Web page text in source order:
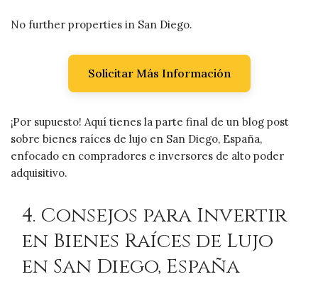
No further properties in San Diego.
Solicitar Más Información
¡Por supuesto! Aquí tienes la parte final de un blog post
sobre bienes raíces de lujo en San Diego, España,
enfocado en compradores e inversores de alto poder
adquisitivo.
4. Consejos para Invertir
en Bienes Raíces de Lujo
en San Diego, España